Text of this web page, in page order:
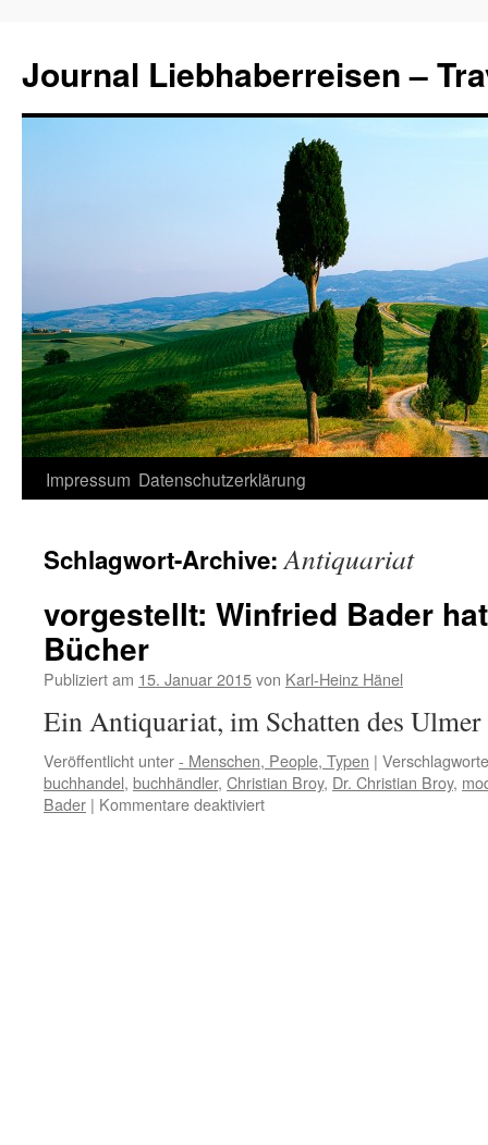
Journal Liebhaberreisen –
Zum
springen
Impressum Datenschutzerklärung
Schlagwort-Archive:Antiquariat
vorgestellt: Winfried Bader
Bücher
Publiziert am 15. Januar 2015von Karl-Heinz Hänel
Ein Antiquariat, im Schatten des
Veröffentlicht unter- Menschen, People, Typen |
buchhandel, buchhändler, Christian Broy, Dr. Christian Broy,
Bader | Kommentare deaktiviertfür